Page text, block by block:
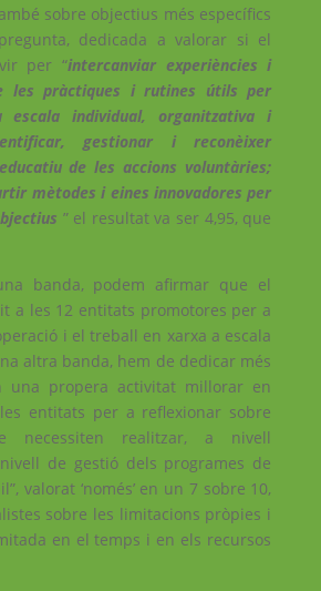
sobre objectius més específics
dedicada a valorar si el
per “intercanviar experiències i
les pràctiques i rutines útils per
escala individual, organitzativa i
gestionar i reconèixer
de les accions voluntàries;
mètodes i eines innovadores per
” el resultat va ser 4,95, que
banda, podem afirmar que el
a les 12 entitats promotores per a
i el treball en xarxa a escala
altra banda, hem de dedicar més
una propera activitat millorar en
entitats per a reflexionar sobre
necessiten realitzar, a nivell
de gestió dels programes de
valorat ‘només’ en un 7 sobre 10,
sobre les limitacions pròpies i
en el temps i en els recursos